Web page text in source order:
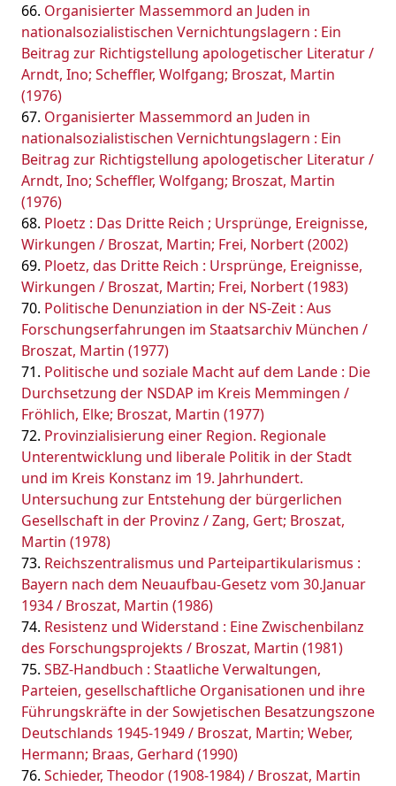
Organisierter Massemmord an Juden in
nationalsozialistischen Vernichtungslagern : Ein
Beitrag zur Richtigstellung apologetischer Literatur /
Arndt, Ino; Scheffler, Wolfgang; Broszat, Martin
(1976)
Organisierter Massemmord an Juden in
nationalsozialistischen Vernichtungslagern : Ein
Beitrag zur Richtigstellung apologetischer Literatur /
Arndt, Ino; Scheffler, Wolfgang; Broszat, Martin
(1976)
Ploetz : Das Dritte Reich ; Ursprünge, Ereignisse,
Wirkungen / Broszat, Martin; Frei, Norbert (2002)
Ploetz, das Dritte Reich : Ursprünge, Ereignisse,
Wirkungen / Broszat, Martin; Frei, Norbert (1983)
Politische Denunziation in der NS-Zeit : Aus
Forschungserfahrungen im Staatsarchiv München /
Broszat, Martin (1977)
Politische und soziale Macht auf dem Lande : Die
Durchsetzung der NSDAP im Kreis Memmingen /
Fröhlich, Elke; Broszat, Martin (1977)
Provinzialisierung einer Region. Regionale
Unterentwicklung und liberale Politik in der Stadt
und im Kreis Konstanz im 19. Jahrhundert.
Untersuchung zur Entstehung der bürgerlichen
Gesellschaft in der Provinz / Zang, Gert; Broszat,
Martin (1978)
Reichszentralismus und Parteipartikularismus :
Bayern nach dem Neuaufbau-Gesetz vom 30.Januar
1934 / Broszat, Martin (1986)
Resistenz und Widerstand : Eine Zwischenbilanz
des Forschungsprojekts / Broszat, Martin (1981)
SBZ-Handbuch : Staatliche Verwaltungen,
Parteien, gesellschaftliche Organisationen und ihre
Führungskräfte in der Sowjetischen Besatzungszone
Deutschlands 1945-1949 / Broszat, Martin; Weber,
Hermann; Braas, Gerhard (1990)
Schieder, Theodor (1908-1984) / Broszat, Martin